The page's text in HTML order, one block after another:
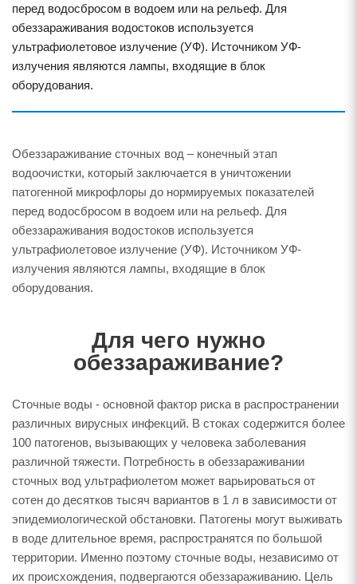
перед водосбросом в водоем или на рельеф. Для
обеззараживания водостоков используется
ультрафиолетовое излучение (УФ). Источником УФ-
излучения являются лампы, входящие в блок
оборудования.
Обеззараживание сточных вод – конечный этап
водоочистки, который заключается в уничтожении
патогенной микрофлоры до нормируемых показателей
перед водосбросом в водоем или на рельеф. Для
обеззараживания водостоков используется
ультрафиолетовое излучение (УФ). Источником УФ-
излучения являются лампы, входящие в блок
оборудования.
Для чего нужно
обеззараживание?
Сточные воды - основной фактор риска в распространении
различных вирусных инфекций. В стоках содержится более
100 патогенов, вызывающих у человека заболевания
различной тяжести. Потребность в обеззараживании
сточных вод ультрафиолетом может варьироваться от
сотен до десятков тысяч вариантов в 1 л в зависимости от
эпидемиологической обстановки. Патогены могут выживать
в воде длительное время, распространятся по большой
территории. Именно поэтому сточные воды, независимо от
их происхождения, подвергаются обеззараживанию. Цель